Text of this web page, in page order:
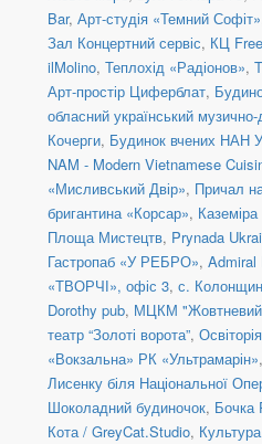
Bar, Арт-студія «Темний Софіт»
Зал Концертний сервіс, КЦ
ilMolino, Теплохід «Радіонов»,
Арт-простір Циферблат,
обласний український
Кочерги, Будинок вчених НАН
NAM - Modern Vietnamese
«Мисливський Двір», Причал
бригантина «Корсар»,
Площа Мистецтв, Prynada
Гастропаб «У РЕБРО», Admiral
«ТВОРЧІ», офіс 3, с.
Dorothy pub, МЦКМ "Жовтневий
театр “Золоті ворота”,
«Вокзальна» РК «Ультрамарін»,
Лисенку біля Національної
Шоколадний будиночок, Бочка
Кота / GreyCat.Studio,